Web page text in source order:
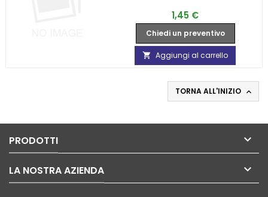
Prezzo
1,45 €
Chiedi un preventivo
 Aggiungi al carrello
TORNA ALL'INIZIO 
PRODOTTI 
LA NOSTRA AZIENDA 